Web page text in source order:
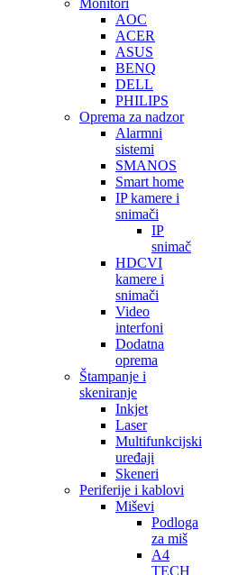
Monitori
AOC
ACER
ASUS
BENQ
DELL
PHILIPS
Oprema za nadzor
Alarmni
sistemi
SMANOS
Smart home
IP kamere i
snimači
IP
snimač
HDCVI
kamere i
snimači
Video
interfoni
Dodatna
oprema
Štampanje i
skeniranje
Inkjet
Laser
Multifunkcijski
uređaji
Skeneri
Periferije i kablovi
Miševi
Podloga
za miš
A4
TECH